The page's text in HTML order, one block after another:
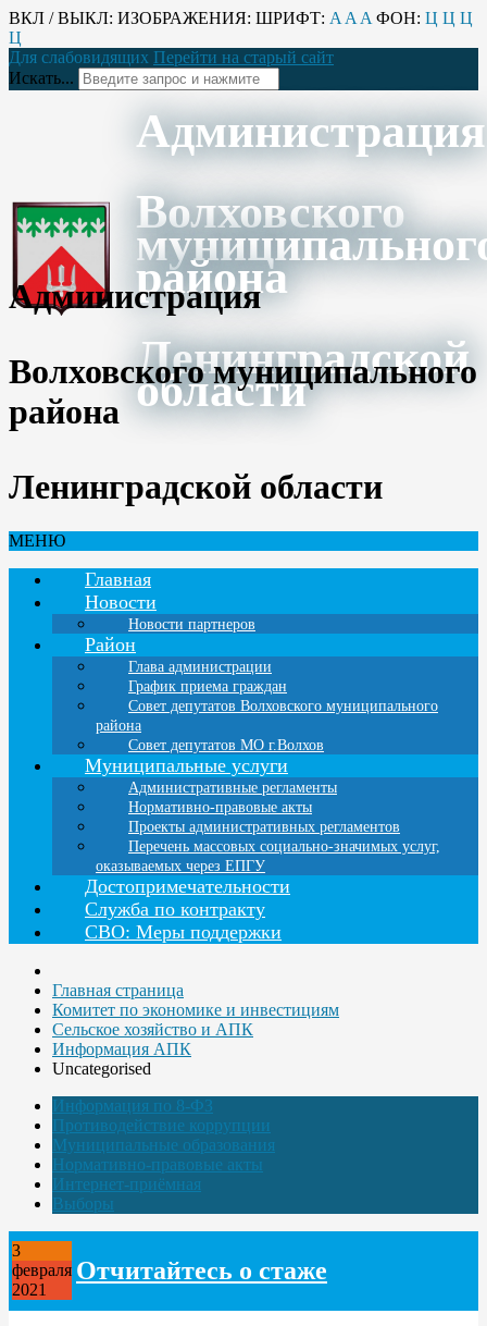
ВКЛ / ВЫКЛ: ИЗОБРАЖЕНИЯ: ШРИФТ: A A A ФОН: Ц Ц Ц
Ц
Для слабовидящих Перейти на старый сайт
Искать...
Администрация
Волховского
района
Ленинградской
области
Администрация
Волховского муниципального
района
Ленинградской области
МЕНЮ
Главная
Новости
Новости партнеров
Район
Глава администрации
График приема граждан
Совет депутатов Волховского муниципального
района
Совет депутатов МО г.Волхов
Муниципальные услуги
Административные регламенты
Нормативно-правовые акты
Проекты административных регламентов
Перечень массовых социально-значимых услуг,
оказываемых через ЕПГУ
Достопримечательности
Служба по контракту
СВО: Меры поддержки
Главная страница
Комитет по экономике и инвестициям
Сельское хозяйство и АПК
Информация АПК
Uncategorised
Информация по 8-ФЗ
Противодействие коррупции
Муниципальные образования
Нормативно-правовые акты
Интернет-приёмная
Выборы
3
февраля
2021
Отчитайтесь о стаже